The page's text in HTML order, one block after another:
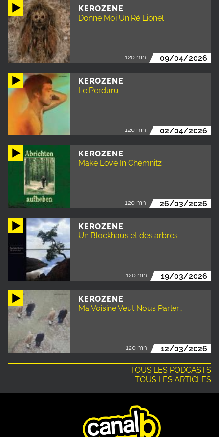
KEROZENE
Donne Moi Un Ré Lionel
120 mn 09/04/2026
KEROZENE
Le Perduru
120 mn 02/04/2026
KEROZENE
Make Love In Chemnitz
120 mn 26/03/2026
KEROZENE
Un Blockhaus et des arbres
120 mn 19/03/2026
KEROZENE
Ma Voisine Veut Nous Parler…
120 mn 12/03/2026
TOUS LES PODCASTS
TOUS LES ARTICLES